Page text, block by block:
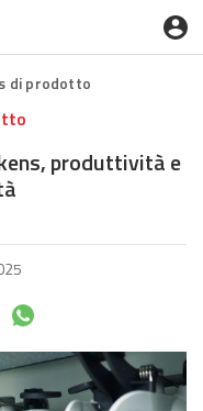
di prodotto
produttività e